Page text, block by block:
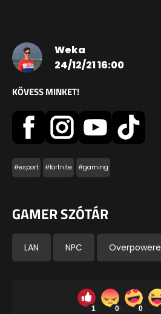
Weka
24/12/21 16:00
KÖVESS MINKET!
#esport #fortnite #gaming
GAMER SZÓTÁR
LAN NPC
1 0 0